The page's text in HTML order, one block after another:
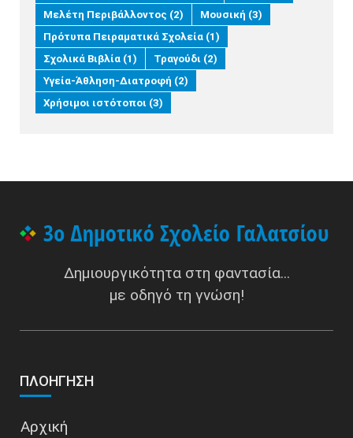
Μελέτη Περιβάλλοντος (2) Μουσική (3)
Πρότυπα Πειραματικά Σχολεία (1)
Σχολικά Βιβλία (1) Τραγούδι (2)
Υγεία-Άθληση-Διατροφή (2)
Χρήσιμοι ιστότοποι (3)
Δημιουργικότητα στη φαντασία...
με οδηγό τη γνώση!
ΠΛΟΉΓΗΣΗ
Αρχική